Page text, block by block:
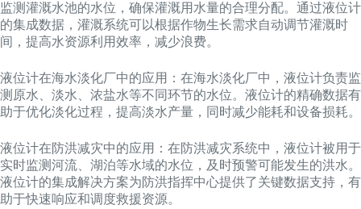
监测灌溉水池的水位，确保灌溉用水量的合理分配。通过液位计
的集成数据，灌溉系统可以根据作物生长需求自动调节灌溉时
间，提高水资源利用效率，减少浪费。
液位计在海水淡化厂中的应用：在海水淡化厂中，液位计负责监
测原水、淡水、浓盐水等不同环节的水位。液位计的精确数据有
助于优化淡化过程，提高淡水产量，同时减少能耗和设备损耗。
液位计在防洪减灾中的应用：在防洪减灾系统中，液位计被用于
实时监测河流、湖泊等水域的水位，及时预警可能发生的洪水。
液位计的集成解决方案为防洪指挥中心提供了关键数据支持，有
助于快速响应和调度救援资源。